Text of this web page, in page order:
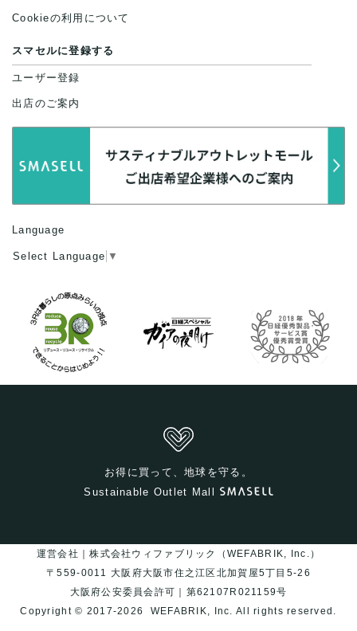
Cookieの利用について
スマセルに登録する
ユーザー登録
出店のご案内
Language
Select Language ▼
お得に買って、地球を守る。
Sustainable Outlet Mall
運営会社｜株式会社ウィファブリック（WEFABRIK, Inc.）
〒559-0011 大阪府大阪市住之江区北加賀屋5丁目5-26
大阪府公安委員会許可｜第62107R021159号
Copyright © 2017-2026
WEFABRIK, Inc.All rights reserved.